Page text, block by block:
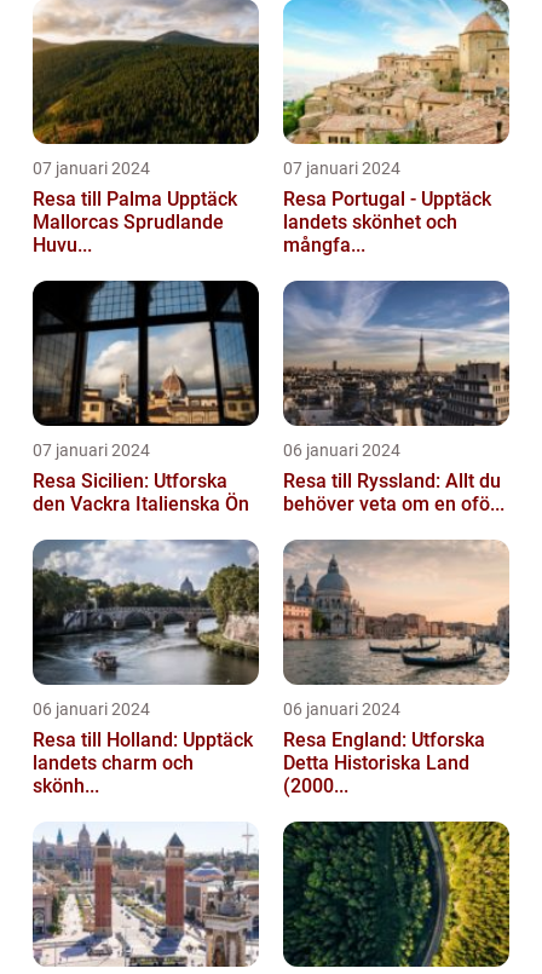
07 januari 2024
Resa till Palma Upptäck
Mallorcas Sprudlande
Huvu...
07 januari 2024
Resa Portugal - Upptäck
landets skönhet och
mångfa...
07 januari 2024
Resa Sicilien: Utforska
den Vackra Italienska Ön
06 januari 2024
Resa till Ryssland: Allt du
behöver veta om en ofö...
06 januari 2024
Resa till Holland: Upptäck
landets charm och
skönh...
06 januari 2024
Resa England: Utforska
Detta Historiska Land
(2000...